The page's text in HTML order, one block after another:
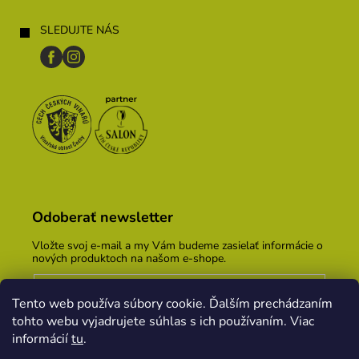
Tento web používa súbory cookie. Ďalším prechádzaním
tohto webu vyjadrujete súhlas s ich používaním. Viac
informáciítu.
SLEDUJTE NÁS
Odoberať newsletter
Vložte svoj e-mail a my Vám budeme zasielať informácie o
nových produktoch na našom e-shope.
Vložením e-mailu súhlasíte s podmienkami ochrany
osobných údajov